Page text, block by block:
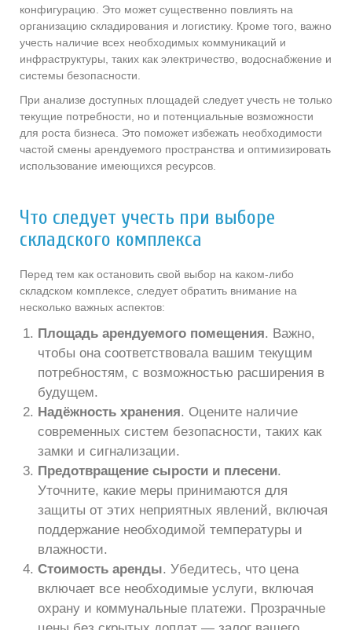
конфигурацию. Это может существенно повлиять на
организацию складирования и логистику. Кроме того, важно
учесть наличие всех необходимых коммуникаций и
инфраструктуры, таких как электричество, водоснабжение и
системы безопасности.
При анализе доступных площадей следует учесть не только
текущие потребности, но и потенциальные возможности
для роста бизнеса. Это поможет избежать необходимости
частой смены арендуемого пространства и оптимизировать
использование имеющихся ресурсов.
Что следует учесть при выборе
складского комплекса
Перед тем как остановить свой выбор на каком-либо
складском комплексе, следует обратить внимание на
несколько важных аспектов:
Площадь арендуемого помещения. Важно,
чтобы она соответствовала вашим текущим
потребностям, с возможностью расширения в
будущем.
Надёжность хранения. Оцените наличие
современных систем безопасности, таких как
замки и сигнализации.
Предотвращение сырости и плесени.
Уточните, какие меры принимаются для
защиты от этих неприятных явлений, включая
поддержание необходимой температуры и
влажности.
Стоимость аренды. Убедитесь, что цена
включает все необходимые услуги, включая
охрану и коммунальные платежи. Прозрачные